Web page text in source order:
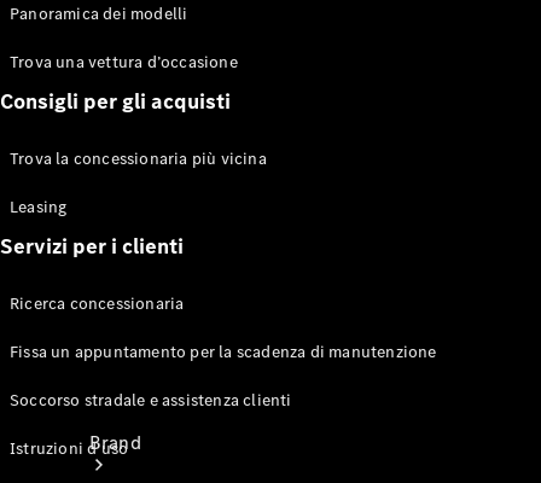
Istruzioni
Ricerca
concessionaria
Assicurazioni
Brand
Panoramica dei modelli
Trova una vettura d’occasione
Consigli per gli acquisti
Trova la concessionaria più vicina
Leasing
Servizi per i clienti
Ricerca concessionaria
Fissa un appuntamento per la scadenza di manutenzione
Soccorso stradale e assistenza clienti
Istruzioni d'uso